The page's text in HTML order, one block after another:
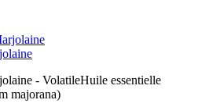
- VolatileHuile essentielle
majorana)